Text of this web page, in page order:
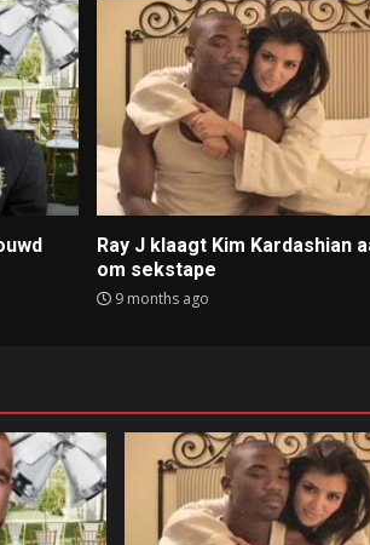
Ray J klaagt Kim Kardashian
om sekstape
9 months ago